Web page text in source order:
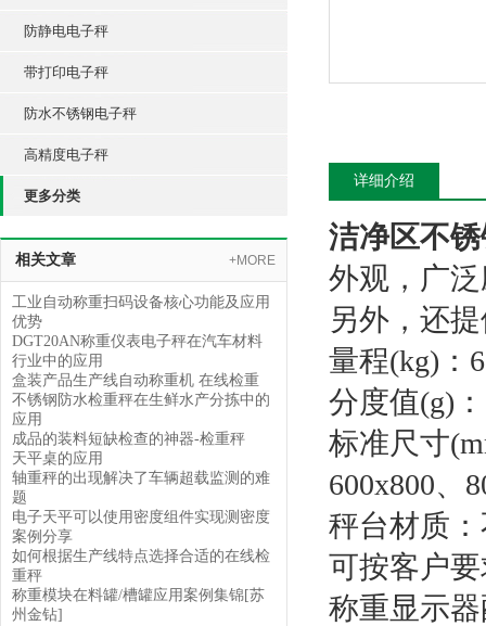
防静电电子秤
带打印电子秤
防水不锈钢电子秤
高精度电子秤
更多分类
相关文章 +MORE
工业自动称重扫码设备核心功能及应用
优势
DGT20AN称重仪表电子秤在汽车材料
行业中的应用
盒装产品生产线自动称重机 在线检重
不锈钢防水检重秤在生鲜水产分拣中的
应用
成品的装料短缺检查的神器-检重秤
天平桌的应用
轴重秤的出现解决了车辆超载监测的难
题
电子天平可以使用密度组件实现测密度
案例分享
如何根据生产线特点选择合适的在线检
重秤
称重模块在料罐/槽罐应用案例集锦[苏
州金钻]
详细介绍
洁净区不
外观，广
另外，还
量程(kg)：
分度值(g)
标准尺寸
600x800、
秤台材质
可按客户
称重显示